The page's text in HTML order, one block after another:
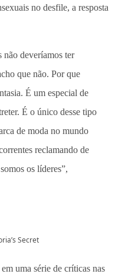
no desfile, a resposta
não deveríamos ter
que não. Por que
É um especial de
É o único desse tipo
de moda no mundo
reclamando de
os líderes”,
Secret
uma série de críticas nas